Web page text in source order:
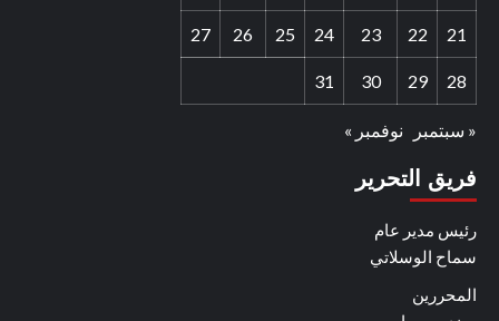
21
22
23
24
25
26
27
28
29
30
31
« سبتمبر نوفمبر »
فريق التحرير
رئيس مدير عام
سماح الوسلاتي
المحررين